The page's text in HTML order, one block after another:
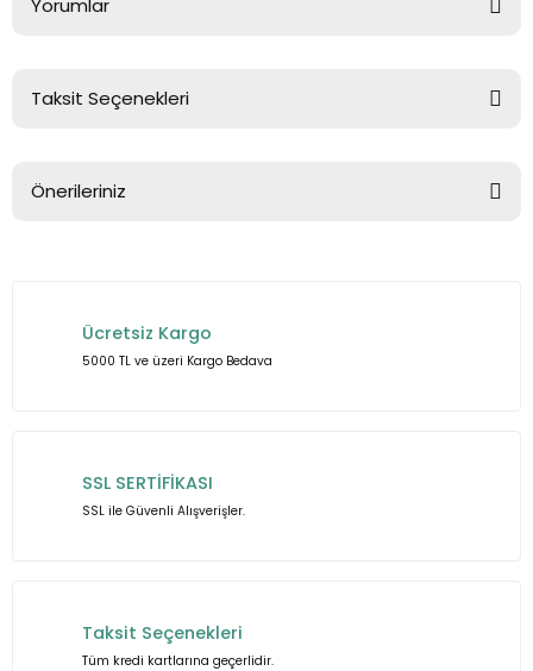
Yorumlar
Taksit Seçenekleri
Önerileriniz
Görüş ve önerileriniz için teşekkür ederiz.
Ürün fiyatı diğer sitelerden daha pahalı.
Ücretsiz Kargo
5000 TL ve üzeri Kargo Bedava
SSL SERTİFİKASI
SSL ile Güvenli Alışverişler.
Taksit Seçenekleri
Tüm kredi kartlarına geçerlidir.